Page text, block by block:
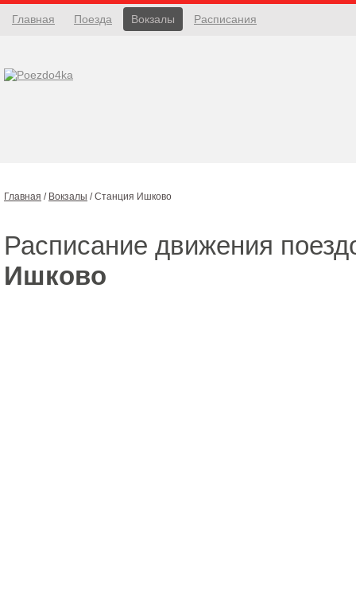
Главная Поезда Вокзалы Расписания
Главная / Вокзалы /Станция Ишково
Расписание движения
Ишково